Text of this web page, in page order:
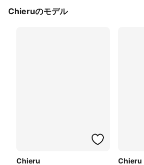
Chieruのモデル
Chieru Chieru